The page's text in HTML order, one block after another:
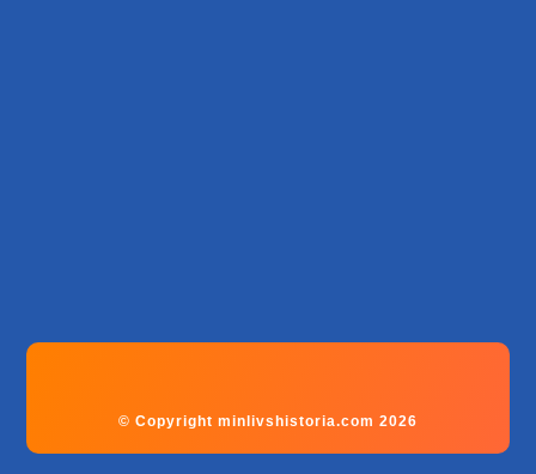
© Copyright minlivshistoria.com 2026